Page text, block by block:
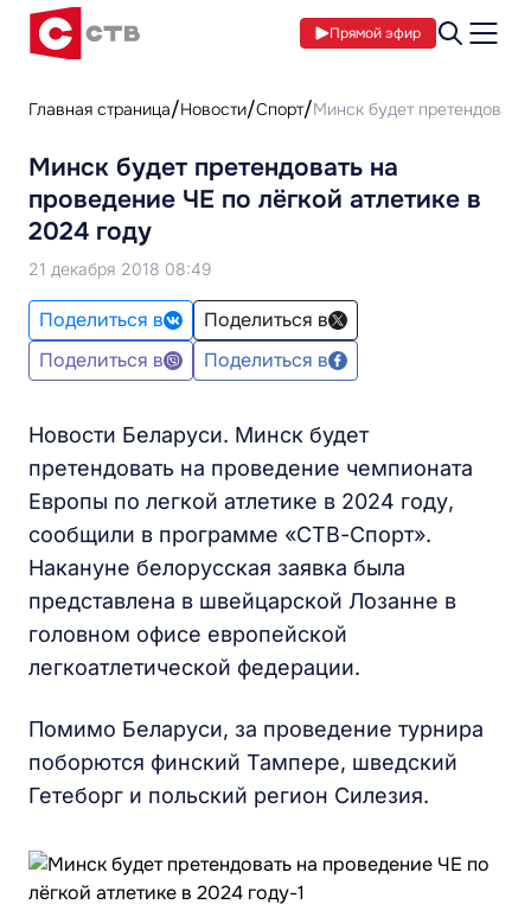
Прямой эфир
Главная страница Новости Спорт Минск будет
Минск будет претендовать на
проведение ЧЕ по лёгкой атлетике в
2024 году
21 декабря 2018 08:49
Поделиться в
Поделиться в
Поделиться в
Поделиться в
Новости Беларуси. Минск будет
претендовать на проведение чемпионата
Европы по легкой атлетике в 2024 году,
сообщили в программе «СТВ-Спорт».
Накануне белорусская заявка была
представлена в швейцарской Лозанне в
головном офисе европейской
легкоатлетической федерации.
Помимо Беларуси, за проведение турнира
поборются финский Тампере, шведский
Гетеборг и польский регион Силезия.